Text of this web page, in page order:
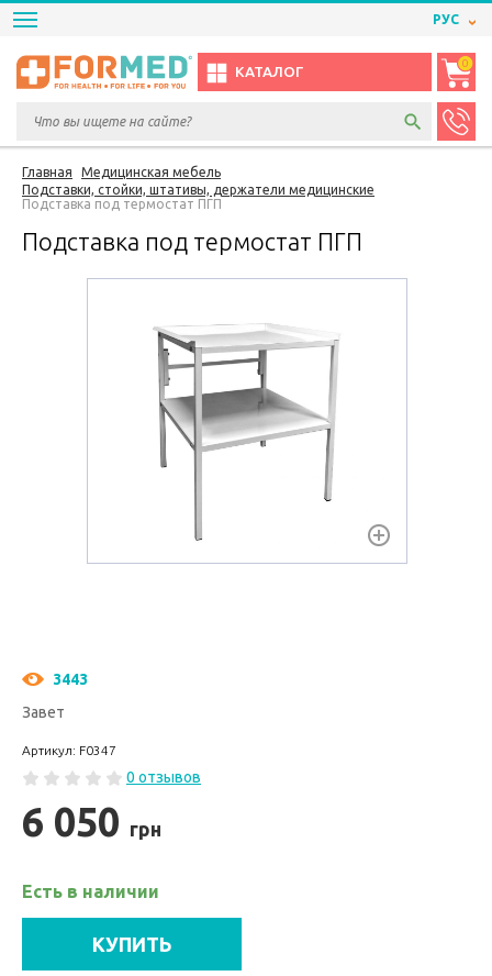
РУС
КАТАЛОГ
0
Главная
Медицинская мебель
Подставки, стойки, штативы, держатели медицинские
Подставка под термостат ПГП
Подставка под термостат ПГП
3443
Завет
Артикул: F0347
0 отзывов
6 050 грн
Есть в наличии
КУПИТЬ